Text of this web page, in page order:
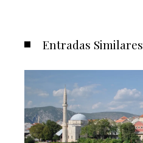
Entradas Similares